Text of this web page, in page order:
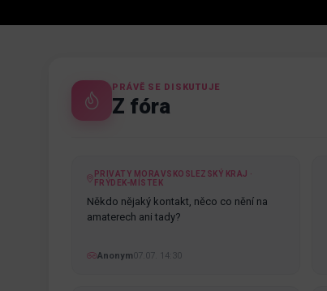
PRÁVĚ SE DISKUTUJE
Z fóra
PRIVATY MORAVSKOSLEZSKÝ KRAJ ·
FRÝDEK-MÍSTEK
Někdo nějaký kontakt, něco co nění na
amaterech ani tady?
Anonym07.07. 14:30